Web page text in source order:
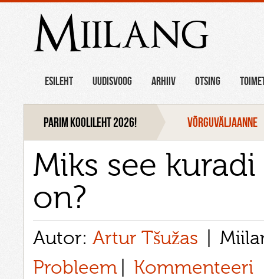
Miilang
ESILEHT UUDISVOOG ARHIIV OTSING
Parim koolileht 2026! VÕRGUVÄLJAANNE
Miks see
on?
Autor: Artur Tšužas
Probleem
Kommenteeri